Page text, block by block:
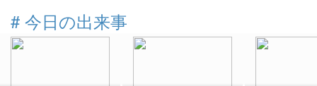
# 今日の出来事